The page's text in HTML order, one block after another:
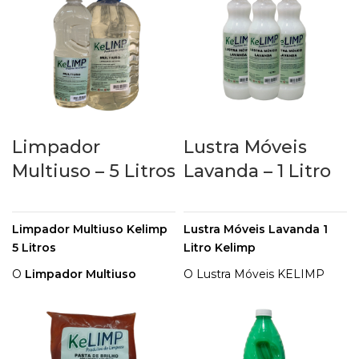
remoção de manchas e higienizar
esse tipo de superfície sem danificá-
Limpador
Multiuso – 5 Litros
Limpador Multiuso Kelimp
5 Litros
O Limpador Multiuso
facilidade na faxina do dia á
dia, pois limpa e
desengordura as superfícies
Lustra Móveis
Lavanda – 1 Litro
Lustra Móveis Lavanda 1
Litro Kelimp
O Lustra Móveis KELIMP
perfume e contém um
brilho exclusivo, deixando
uma fina película nos